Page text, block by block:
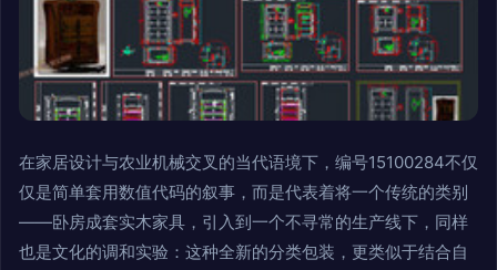
在家居设计与农业机械交叉的当代语境下，编号15100284不仅
仅是简单套用数值代码的叙事，而是代表着将一个传统的类别
——卧房成套实木家具，引入到一个不寻常的生产线下，同样
也是文化的调和实验：这种全新的分类包装，更类似于结合自